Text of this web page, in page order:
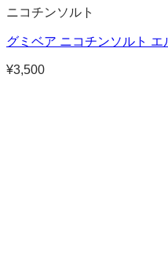
ニコチンソルト
グミベア ニコチンソルト
¥3,500